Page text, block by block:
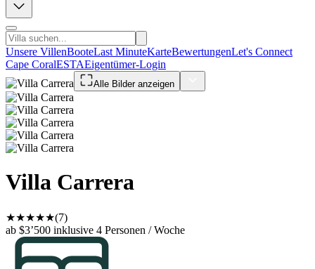
Unsere VillenBooteLast MinuteKarteBewertungenLet's Connect
Cape CoralESTAEigentümer-Login
Alle Bilder anzeigen
Villa Carrera
★★★★★(7)
ab $3’500 inklusive 4 Personen / Woche